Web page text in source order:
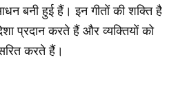
बनी हुई हैं। इन गीतों की शक्ति है
प्रदान करते हैं और व्यक्तियों को
करते हैं।